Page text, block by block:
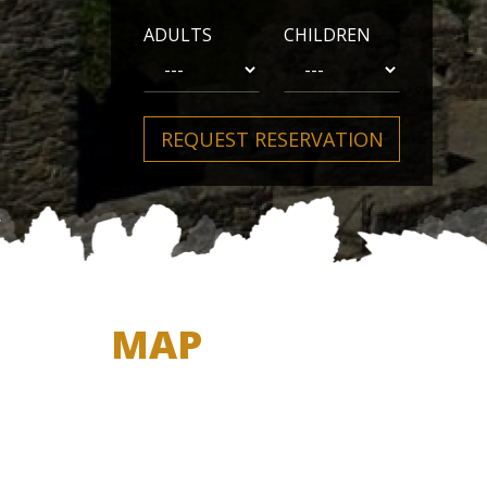
ADULTS CHILDREN
REQUEST RESERVATION
MAP